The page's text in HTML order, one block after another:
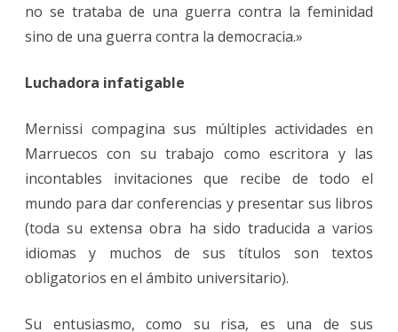
no se trataba de una guerra contra la feminidad
sino de una guerra contra la democracia.»
Luchadora infatigable
Mernissi compagina sus múltiples actividades en
Marruecos con su trabajo como escritora y las
incontables invitaciones que recibe de todo el
mundo para dar conferencias y presentar sus libros
(toda su extensa obra ha sido traducida a varios
idiomas y muchos de sus títulos son textos
obligatorios en el ámbito universitario).
Su entusiasmo, como su risa, es una de sus